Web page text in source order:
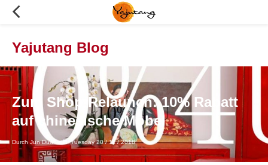
Yajutang Blog
Zum Shop-Relaunch: 10% Rabatt
auf chinesische Möbel
Durch Jun Duan Tuesday 20 / 11 / 2018